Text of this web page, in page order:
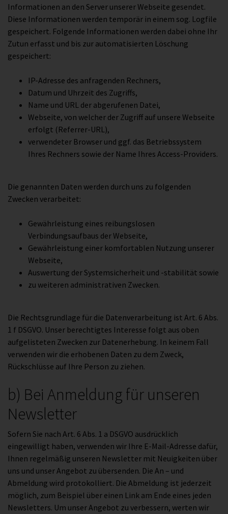
Informationen an den Server unserer Webseite gesendet.
Diese Informationen werden temporär in einem sog. Logfile
gespeichert. Folgende Informationen werden dabei ohne Ihr
Zutun erfasst und bis zur automatisierten Löschung
gespeichert:
IP-Adresse des anfragenden Rechners,
Datum und Uhrzeit des Zugriffs,
Name und URL der abgerufenen Datei,
Webseite, von welcher der Zugriff auf unsere Webseite
erfolgt (Referrer-URL),
verwendeter Browser und ggf. das Betriebssystem
Ihres Rechners sowie der Name Ihres Access-Providers.
Die genannten Daten werden durch uns zu folgenden
Zwecken verarbeitet:
Gewährleistung eines reibungslosen
Verbindungsaufbaus der Webseite,
Gewährleistung einer komfortablen Nutzung unserer
Webseite,
Auswertung der Systemsicherheit und -stabilität sowie
zu weiteren administrativen Zwecken.
Die Rechtsgrundlage für die Datenverarbeitung ist Art. 6 Abs.
1 f DSGVO. Unser berechtigtes Interesse folgt aus oben
aufgelisteten Zwecken zur Datenerhebung. In keinem Fall
verwenden wir die erhobenen Daten zu dem Zweck,
Rückschlüsse auf Ihre Person zu ziehen.
b) Bei Anmeldung für unseren
Newsletter
Sofern Sie nach Art. 6 Abs. 1 a DSGVO ausdrücklich
eingewilligt haben, verwenden wir Ihre E-Mail-Adresse dafür,
Ihnen regelmäßig unseren Newsletter mit Neuigkeiten über
uns und unser Angebot zu übersenden. Die An – und
Abmeldung wird protokolliert. Die Abmeldung ist jederzeit
möglich, zum Beispiel über einen Link am Ende eines jeden
Newsletters. Um unser Angebot zu verbessern, werten wir